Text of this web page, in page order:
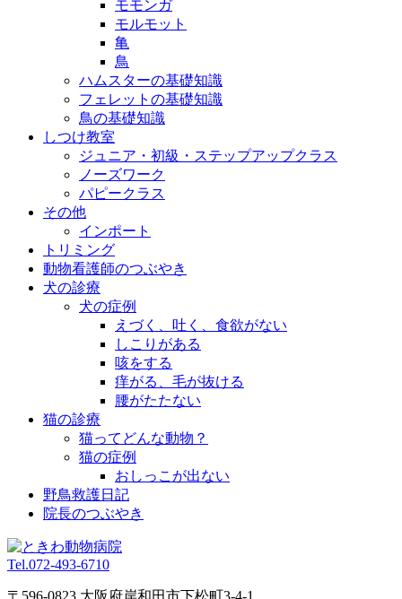
モモンガ
モルモット
亀
鳥
ハムスターの基礎知識
フェレットの基礎知識
鳥の基礎知識
しつけ教室
ジュニア・初級・ステップアップクラス
ノーズワーク
パピークラス
その他
インポート
トリミング
動物看護師のつぶやき
犬の診療
犬の症例
えづく、吐く、食欲がない
しこりがある
咳をする
痒がる、毛が抜ける
腰がたたない
猫の診療
猫ってどんな動物？
猫の症例
おしっこが出ない
野鳥救護日記
院長のつぶやき
Tel.072-493-6710